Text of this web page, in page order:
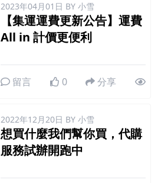
2023年04月01日 BY 小雪
【集運運費更新公告】運費
All in 計價更便利
留言 0 分享
2022年12月20日 BY 小雪
想買什麼我們幫你買，代購
服務試辦開跑中